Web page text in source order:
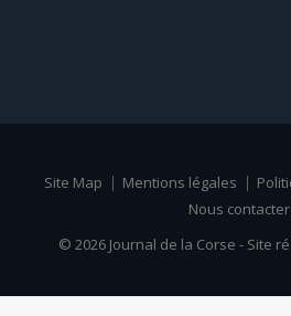
Site Map Mentions légales
Nous contacter
© 2026 Journal de la Corse - Site